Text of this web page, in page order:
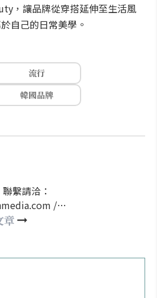
，讓品牌從穿搭延伸至生活風
自己的日常美學。
流行
韓國品牌
繫請洽：
/
章